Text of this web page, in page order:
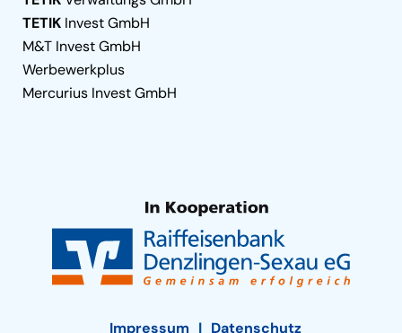
TETIK Invest GmbH
M&T Invest GmbH
Werbewerkplus
Mercurius Invest GmbH
Impressum Datenschutz